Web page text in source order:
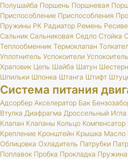
Полушайба Поршень Поршневая
Приспособление Приспособления
Пружины РК Радиатор Ремень
Сальник Сальниковая Седло Стойка
Теплообменник Термоклапан
Уплотнитель Успокоители Успокоитель
Храповик Цепь Шайба Шатун
Шпильки Шпонка Штанга Штифт
Система питания
Адсорбер Акселератор Бак
Втулка Диафрагма Дроссельный Игла
Клапан Клапаны Кольцо Компенсатор
Крепление Кронштейн Крышка Масло
Облицовка Охладитель Патрубки
Поплавок Пробка Прокладка Пружина